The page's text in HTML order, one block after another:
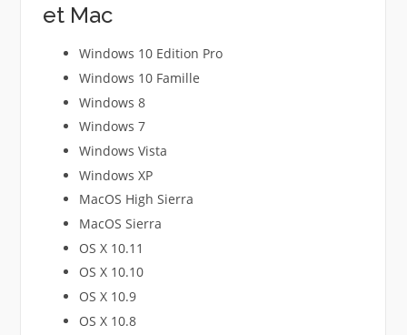
et Mac
Windows 10 Edition Pro
Windows 10 Famille
Windows 8
Windows 7
Windows Vista
Windows XP
MacOS High Sierra
MacOS Sierra
OS X 10.11
OS X 10.10
OS X 10.9
OS X 10.8